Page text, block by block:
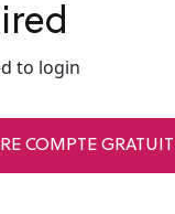
to login
COMPTE GRATUIT